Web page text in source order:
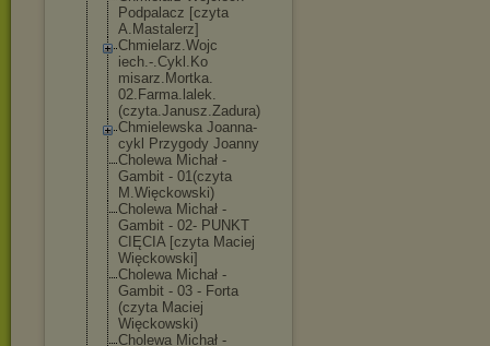
Podpalacz [czyta
A.Mastalerz]
Chmielarz.Wojc
iech.-.Cykl.Ko
misarz.Mortka.
02.Farma.lalek.
(czyta.Janusz.Zadura)
Chmielewska Joanna-
cykl Przygody Joanny
Cholewa Michał -
Gambit - 01(czyta
M.Więckowski)
Cholewa Michał -
Gambit - 02- PUNKT
CIĘCIA [czyta Maciej
Więckowski]
Cholewa Michał -
Gambit - 03 - Forta
(czyta Maciej
Więckowski)
Cholewa Michał -